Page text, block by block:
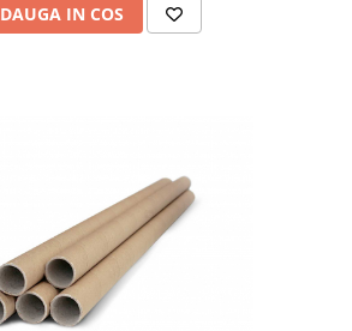
IN COS